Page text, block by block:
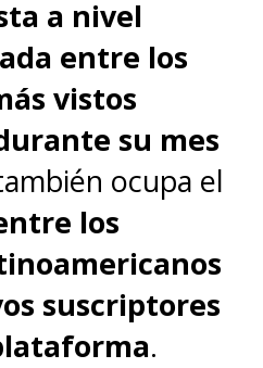
a nivel
entre los
vistos
su mes
ocupa el
los
suscriptores
.